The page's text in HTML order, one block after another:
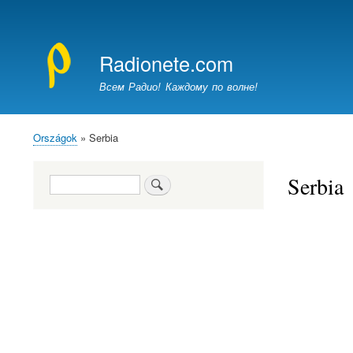
menüje
Radionete.com
Всем Радио! Каждому по волне!
Morzsa
Országok Serbia
Serbia
Keresés